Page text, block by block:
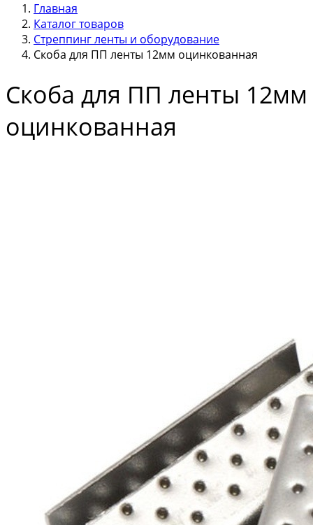
Главная
Каталог товаров
Стреппинг ленты и оборудование
Скоба для ПП ленты 12мм оцинкованная
Скоба для ПП ленты 12мм
оцинкованная